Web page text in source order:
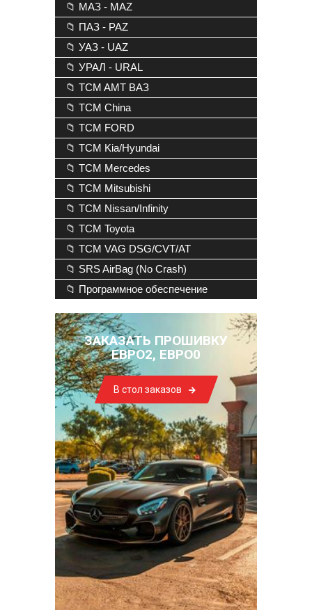
📁 МАЗ - MAZ
📁 ПАЗ - PAZ
📁 УАЗ - UAZ
📁 УРАЛ - URAL
📁 TCM AMT ВАЗ
📁 TCM China
📁 TCM FORD
📁 TCM Kia/Hyundai
📁 TCM Mercedes
📁 TCM Mitsubishi
📁 TCM Nissan/Infinity
📁 TCM Toyota
📁 TCM VAG DSG/CVT/AT
📁 SRS AirBag (No Crash)
📁 Программное обеспечение
ЗАКАЗАТЬ ПРОШИВКУ
ЕВРО2, ЕВРО0
В стол заказов